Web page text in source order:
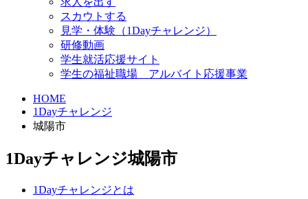
スカウトする
見学・体験（1Dayチャレンジ）
研修動画
学生就活応援サイト
学生の福祉職場 アルバイト応援事業
HOME
1Dayチャレンジ
城陽市
1Dayチャレンジ城陽市
1Dayチャレンジとは